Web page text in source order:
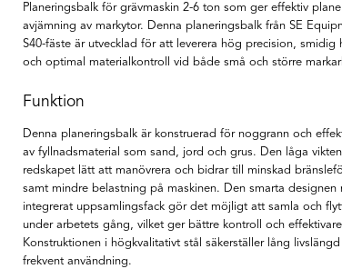
Planeringsbalk för grävmaskin 2-6 ton som ger effektiv
avjämning av markytor. Denna planeringsbalk från SE
S40-fäste är utvecklad för att leverera hög precision, smidig
och optimal materialkontroll vid både små och större
Funktion
Denna planeringsbalk är konstruerad för noggrann och
av fyllnadsmaterial som sand, jord och grus. Den låga
redskapet lätt att manövrera och bidrar till minskad
samt mindre belastning på maskinen. Den smarta designen
integrerat uppsamlingsfack gör det möjligt att samla och
under arbetets gång, vilket ger bättre kontroll och
Konstruktionen i högkvalitativt stål säkerställer lång
frekvent användning.